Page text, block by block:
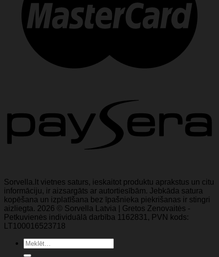
Sorvella.lt vietnes saturs, ieskaitot produktu aprakstus un citu
informāciju, ir aizsargāts ar autortiesībām. Jebkāda satura
kopēšana un izplatīšana bez īpašnieka piekrišanas ir stingri
aizliegta. 2026 © Sorvella Latvia | Gretos Zenovaitės -
Petkuvienės individuālā darbība 1162831, PVN kods:
LT100016523718
Meklēt: